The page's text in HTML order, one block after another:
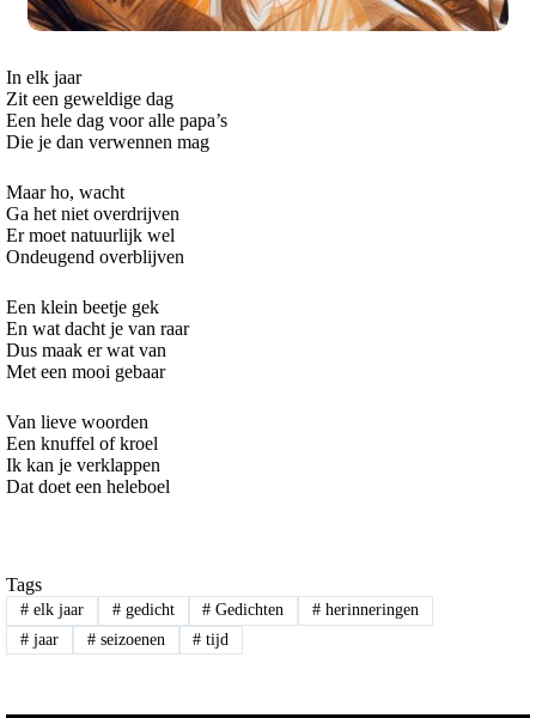
In elk jaar
Zit een geweldige dag
Een hele dag voor alle papa’s
Die je dan verwennen mag
Maar ho, wacht
Ga het niet overdrijven
Er moet natuurlijk wel
Ondeugend overblijven
Een klein beetje gek
En wat dacht je van raar
Dus maak er wat van
Met een mooi gebaar
Van lieve woorden
Een knuffel of kroel
Ik kan je verklappen
Dat doet een heleboel
Tags
#elk jaar #gedicht # Gedichten # herinneringen
#jaar #seizoenen # tijd